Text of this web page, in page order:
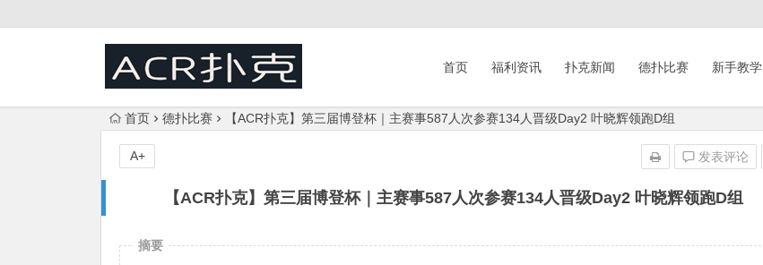
首页 福利资讯 扑克新闻 德扑比赛 新手教学
首页 德扑比赛 【ACR扑克】第三届博登杯｜主赛事587人次参赛134人晋级Day2 叶晓辉领跑D组
【ACR扑克】第三届博登杯｜主赛事587人次参赛134人晋级Day2 叶晓辉领跑D组
发表评论
A+
摘要